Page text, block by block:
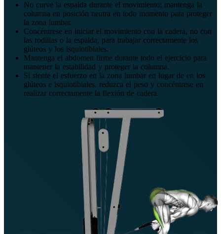
No curve la espalda durante el movimiento; mantenga la
columna en posición neutra en todo momento para proteger
la zona lumbar.
Concéntrese en iniciar el movimiento con la cadera, no con
las rodillas o la espalda, para trabajar correctamente los
glúteos y los isquiotibiales.
Mantenga el abdomen firme durante todo el ejercicio para
mantener la estabilidad y proteger la columna.
Si siente el esfuerzo en la zona lumbar en lugar de en los
glúteos e isquiotibiales, reduzca el peso y concéntrese en
realizar correctamente la flexión de cadera.